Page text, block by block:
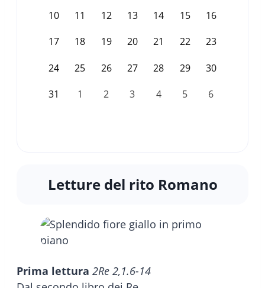
10 11 12 13 14 15 16
17 18 19 20 21 22 23
24 25 26 27 28 29 30
31 1 2 3 4 5 6
Letture del rito Romano
Prima lettura 2Re 2,1.6-14